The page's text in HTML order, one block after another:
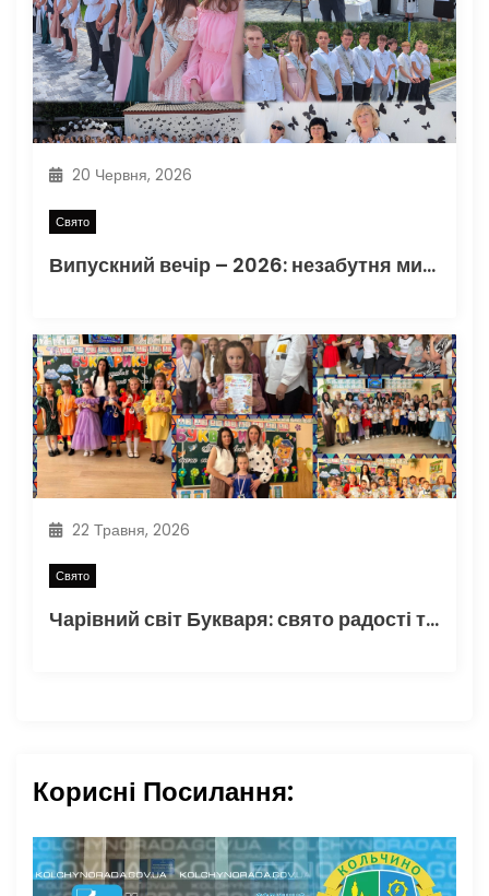
20 Червня, 2026
Свято
Випускний вечір – 2026: незабутня мить прощання зі школою…
22 Травня, 2026
Свято
Чарівний світ Букваря: свято радості та знань.
Корисні Посилання: